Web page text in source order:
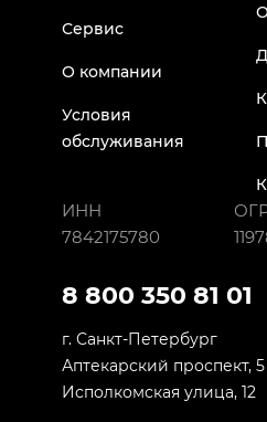
Сервис
О компании
Условия
обслуживания
ИНН
7842175780
8 800 350 81 01
г. Санкт-Петербург
Аптекарский проспект, 5
Исполкомская улица, 12